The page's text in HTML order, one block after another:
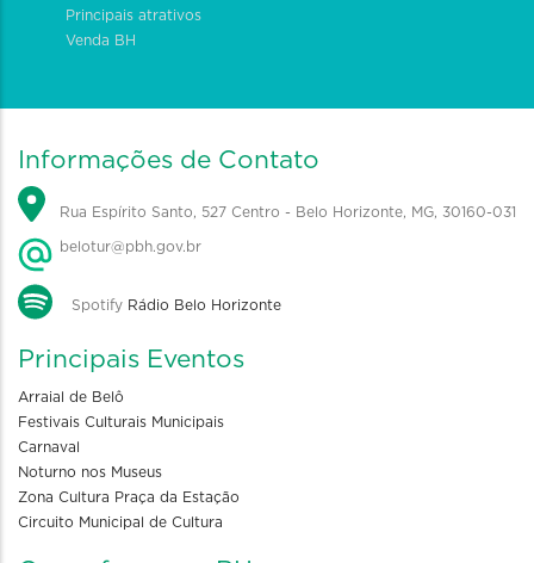
Principais atrativos
Venda BH
Informações de Contato
Rua Espírito Santo, 527 Centro - Belo Horizonte, MG, 30160-031
belotur@pbh.gov.br
Spotify Rádio Belo Horizonte
Principais Eventos
Arraial de Belô
Festivais Culturais Municipais
Carnaval
Noturno nos Museus
Zona Cultura Praça da Estação
Circuito Municipal de Cultura